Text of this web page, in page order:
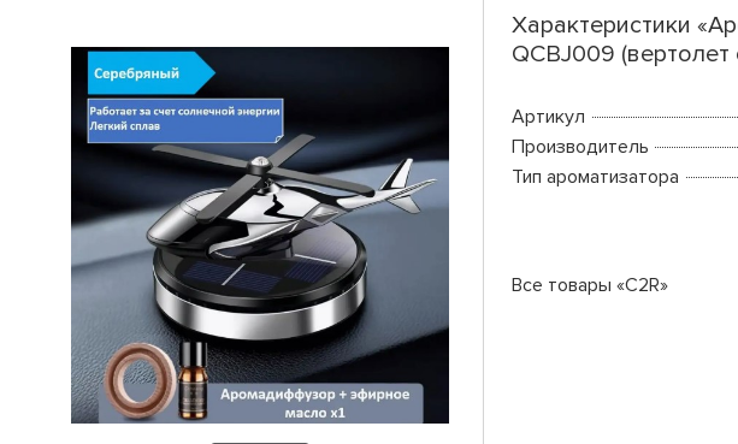
Характеристики
QCBJ009 (вертолет
Артикул
Производитель
Тип ароматизатора
Все товары «C2R»